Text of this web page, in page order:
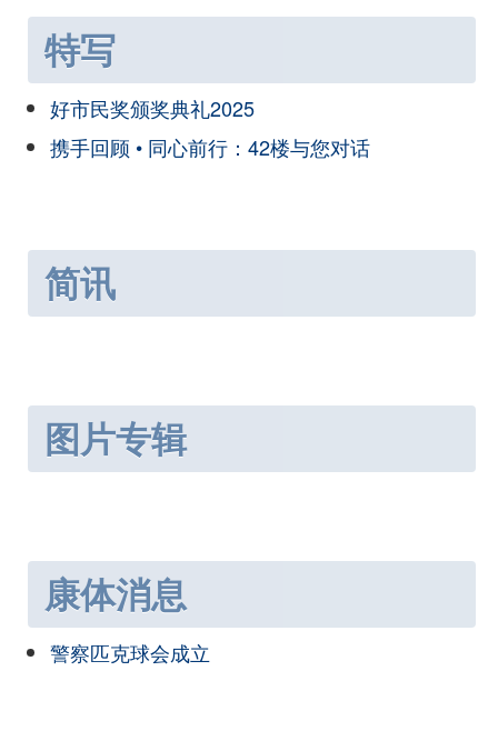
特写
好市民奖颁奖典礼2025
携手回顾 • 同心前行：42楼与您对话
简讯
图片专辑
康体消息
警察匹克球会成立